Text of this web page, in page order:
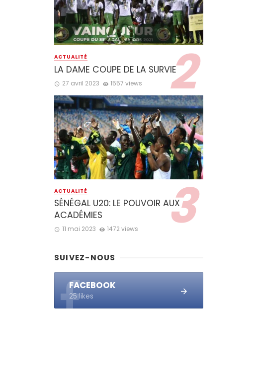
ACTUALITÉ
LA DAME COUPE DE LA SURVIE
27 avril 2023 1557 views
ACTUALITÉ
SÉNÉGAL U20: LE POUVOIR AUX
ACADÉMIES
11 mai 2023 1472 views
SUIVEZ-NOUS
FACEBOOK
25 likes